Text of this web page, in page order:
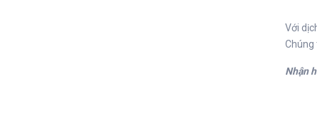
Với
Chúng
Nhận